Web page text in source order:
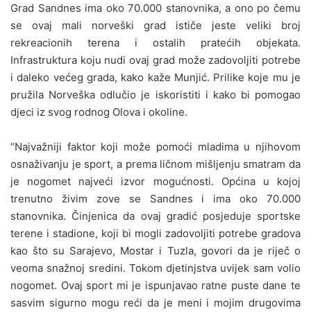
Grad Sandnes ima oko 70.000 stanovnika, a ono po čemu
se ovaj mali norveški grad ističe jeste veliki broj
rekreacionih terena i ostalih pratećih objekata.
Infrastruktura koju nudi ovaj grad može zadovoljiti potrebe
i daleko većeg grada, kako kaže Munjić. Prilike koje mu je
pružila Norveška odlučio je iskoristiti i kako bi pomogao
djeci iz svog rodnog Olova i okoline.
“Najvažniji faktor koji može pomoći mladima u njihovom
osnaživanju je sport, a prema ličnom mišljenju smatram da
je nogomet najveći izvor mogućnosti. Općina u kojoj
trenutno živim zove se Sandnes i ima oko 70.000
stanovnika. Činjenica da ovaj gradić posjeduje sportske
terene i stadione, koji bi mogli zadovoljiti potrebe gradova
kao što su Sarajevo, Mostar i Tuzla, govori da je riječ o
veoma snažnoj sredini. Tokom djetinjstva uvijek sam volio
nogomet. Ovaj sport mi je ispunjavao ratne puste dane te
sasvim sigurno mogu reći da je meni i mojim drugovima